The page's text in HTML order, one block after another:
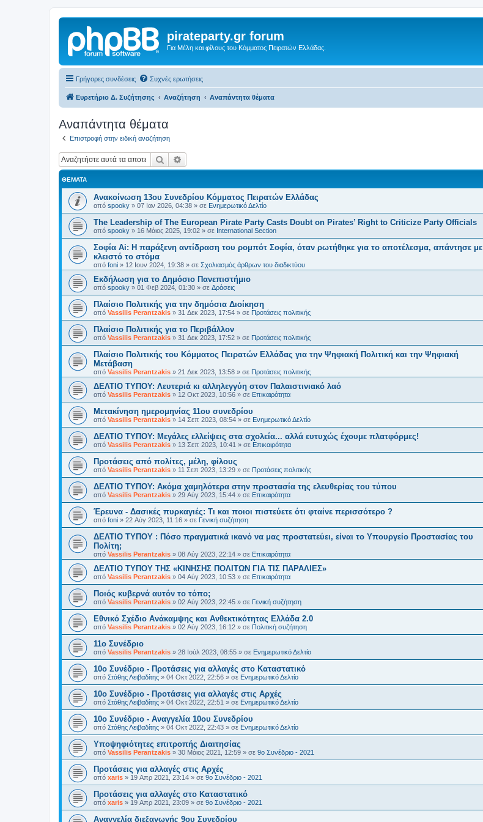
pirateparty.gr forum
Για Μέλη και φίλους του Κόμματος Πειρατών Ελλάδας.
Γρήγορες συνδέσεις Συχνές ερωτήσεις
Ευρετήριο Δ. Συζήτησης Αναζήτηση Αναπάντητα θέματα
Αναπάντητα θέματα
Επιστροφή στην ειδική αναζήτηση
Αναζήτηση
ΘΈΜΑΤΑ
Ανακοίνωση 13ου Συνεδρίου Κόμματος Πειρατών Ελλάδας
από spooky » 07 Ιαν 2026, 04:38 » σε Ενημερωτικό Δελτίο
The Leadership of The European Pirate Party Casts Doubt on Pirates’ Right to Criticize Party Officials
από spooky » 16 Μάιος 2025, 19:02 » σε International Section
Σοφία Ai: Η παράξενη αντίδραση του ρομπότ Σοφία, όταν ρωτήθηκε για το αποτέλεσμα, απάντησε με
κλειστό το στόμα
από foni » 12 Ιουν 2024, 19:38 » σε Σχολιασμός άρθρων του διαδικτύου
Εκδήλωση για το Δημόσιο Πανεπιστήμιο
από spooky » 01 Φεβ 2024, 01:30 » σε Δράσεις
Πλαίσιο Πολιτικής για την δημόσια Διοίκηση
από Vassilis Perantzakis » 31 Δεκ 2023, 17:54 » σε Προτάσεις πολιτικής
Πλαίσιο Πολιτικής για το Περιβάλλον
από Vassilis Perantzakis » 31 Δεκ 2023, 17:52 » σε Προτάσεις πολιτικής
Πλαίσιο Πολιτικής του Κόμματος Πειρατών Ελλάδας για την Ψηφιακή Πολιτική και την Ψηφιακή
Μετάβαση
από Vassilis Perantzakis » 21 Δεκ 2023, 13:58 » σε Προτάσεις πολιτικής
ΔΕΛΤΙΟ ΤΥΠΟΥ: Λευτεριά κι αλληλεγγύη στον Παλαιστινιακό λαό
από Vassilis Perantzakis » 12 Οκτ 2023, 10:56 » σε Επικαιρότητα
Μετακίνηση ημερομηνίας 11ου συνεδρίου
από Vassilis Perantzakis » 14 Σεπ 2023, 08:54 » σε Ενημερωτικό Δελτίο
ΔΕΛΤΙΟ ΤΥΠΟΥ: Μεγάλες ελλείψεις στα σχολεία... αλλά ευτυχώς έχουμε πλατφόρμες!
από Vassilis Perantzakis » 13 Σεπ 2023, 10:41 » σε Επικαιρότητα
Προτάσεις από πολίτες, μέλη, φίλους
από Vassilis Perantzakis » 11 Σεπ 2023, 13:29 » σε Προτάσεις πολιτικής
ΔΕΛΤΙΟ ΤΥΠΟΥ: Ακόμα χαμηλότερα στην προστασία της ελευθερίας του τύπου
από Vassilis Perantzakis » 29 Αύγ 2023, 15:44 » σε Επικαιρότητα
Έρευνα - Δασικές πυρκαγιές: Τι και ποιοι πιστεύετε ότι φταίνε περισσότερο ?
από foni » 22 Αύγ 2023, 11:16 » σε Γενική συζήτηση
ΔΕΛΤΙΟ ΤΥΠΟΥ : Πόσο πραγματικά ικανό να μας προστατεύει, είναι το Υπουργείο Προστασίας του
Πολίτη;
από Vassilis Perantzakis » 08 Αύγ 2023, 22:14 » σε Επικαιρότητα
ΔΕΛΤΙΟ ΤΥΠΟΥ ΤΗΣ «ΚΙΝΗΣΗΣ ΠΟΛΙΤΩΝ ΓΙΑ ΤΙΣ ΠΑΡΑΛΙΕΣ»
από Vassilis Perantzakis » 04 Αύγ 2023, 10:53 » σε Επικαιρότητα
Ποιός κυβερνά αυτόν το τόπο;
από Vassilis Perantzakis » 02 Αύγ 2023, 22:45 » σε Γενική συζήτηση
Eθνικό Σχέδιο Ανάκαμψης και Ανθεκτικότητας Ελλάδα 2.0
από Vassilis Perantzakis » 02 Αύγ 2023, 16:12 » σε Πολιτική συζήτηση
11o Συνέδριο
από Vassilis Perantzakis » 28 Ιούλ 2023, 08:55 » σε Ενημερωτικό Δελτίο
10ο Συνέδριο - Προτάσεις για αλλαγές στο Καταστατικό
από Στάθης Λειβαδίτης » 04 Οκτ 2022, 22:56 » σε Ενημερωτικό Δελτίο
10ο Συνέδριο - Προτάσεις για αλλαγές στις Αρχές
από Στάθης Λειβαδίτης » 04 Οκτ 2022, 22:51 » σε Ενημερωτικό Δελτίο
10ο Συνέδριο - Αναγγελία 10ου Συνεδρίου
από Στάθης Λειβαδίτης » 04 Οκτ 2022, 22:43 » σε Ενημερωτικό Δελτίο
Υποψηφιότητες επιτροπής Διαιτησίας
από Vassilis Perantzakis » 30 Μάιος 2021, 12:59 » σε 9ο Συνέδριο - 2021
Προτάσεις για αλλαγές στις Αρχές
από xaris » 19 Απρ 2021, 23:14 » σε 9ο Συνέδριο - 2021
Προτάσεις για αλλαγές στο Καταστατικό
από xaris » 19 Απρ 2021, 23:09 » σε 9ο Συνέδριο - 2021
Αναγγελία διεξαγωγής 9ου Συνεδρίου